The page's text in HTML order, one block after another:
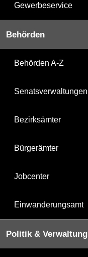
Gewerbeservice
Behörden
Behörden A-Z
Senatsverwaltungen
Bezirksämter
Bürgerämter
Jobcenter
Einwanderungsamt
Politik & Verwaltung